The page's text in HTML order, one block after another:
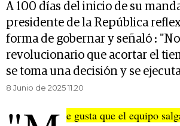
A 100 días del inicio de su
presidente de la República
forma de gobernar y señaló :
revolucionario que acortar el
se toma una decisión y se
8 Junio de 2025 11.20
e gusta que el equipo